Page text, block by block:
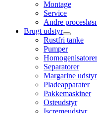
Montage
Service
Andre
Brugt udstyr
Rustfri tanke
Pumper
Homogenisatorer
Separatorer
Margarine udstyr
Pladeapparater
Pakkemaskiner
Osteudstyr
Iscremeudstyr